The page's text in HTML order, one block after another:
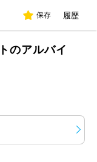
保存 履歴
のアルバイ